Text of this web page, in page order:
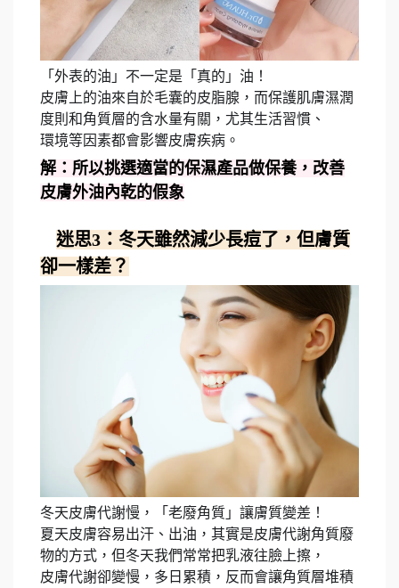
「外表的油」不一定是「真的」油！
皮膚上的油來自於毛囊的皮脂腺，而保護肌膚濕潤
度則和角質層的含水量有關，尤其生活習慣、
環境等因素都會影響皮膚疾病。
解：所以挑選適當的保濕產品做保養，改善
皮膚外油內乾的假象
迷思3：冬天雖然減少長痘了，但膚質
卻一樣差？
冬天皮膚代謝慢，「老廢角質」讓膚質變差！
夏天皮膚容易出汗、出油，其實是皮膚代謝角質廢
物的方式，但冬天我們常常把乳液往臉上擦，
皮膚代謝卻變慢，多日累積，反而會讓角質層堆積